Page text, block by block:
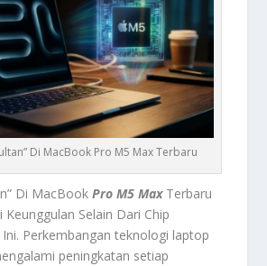
Di MacBook Pro M5 Max Terbaru
Di MacBookPro M5 MaxTerbaru
Keunggulan Selain Dari Chip
Perkembangan teknologi laptop
peningkatan setiap